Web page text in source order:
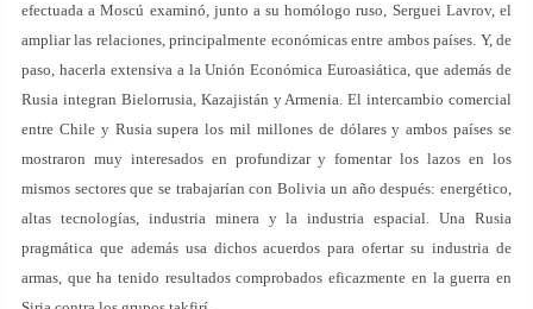
efectuada a Moscú examinó, junto a su homólogo ruso, Serguei Lavrov, el
ampliar las relaciones, principalmente económicas entre ambos países. Y, de
paso, hacerla extensiva a la Unión Económica Euroasiática, que además de
Rusia integran Bielorrusia, Kazajistán y Armenia. El intercambio comercial
entre Chile y Rusia supera los mil millones de dólares y ambos países se
mostraron muy interesados en profundizar y fomentar los lazos en los
mismos sectores que se trabajarían con Bolivia un año después: energético,
altas tecnologías, industria minera y la industria espacial. Una Rusia
pragmática que además usa dichos acuerdos para ofertar su industria de
armas, que ha tenido resultados comprobados eficazmente en la guerra en